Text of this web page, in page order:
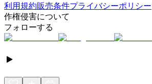
利用規約販売条件プライバシーポリシー
作権侵害について
フォローする